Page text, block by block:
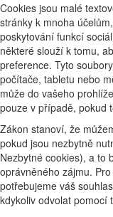
Cookies jsou malé
stránky k mnoha
poskytování funkcí
některé slouží k tomu,
preference. Tyto
počítače, tabletu nebo
může do vašeho
pouze v případě, pokud
Zákon stanoví, že
pokud jsou nezbytně
Nezbytné cookies), a to
oprávněného zájmu.
potřebujeme váš
kdykoliv odvolat pomocí